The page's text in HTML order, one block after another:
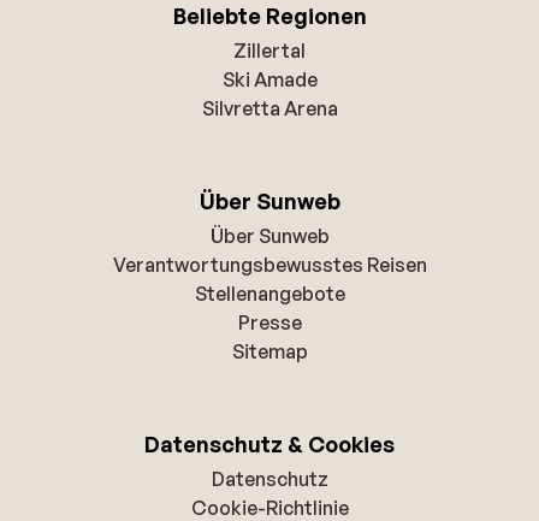
Beliebte Regionen
Zillertal
Ski Amade
Silvretta Arena
Über Sunweb
Über Sunweb
Verantwortungsbewusstes Reisen
Stellenangebote
Presse
Sitemap
Datenschutz & Cookies
Datenschutz
Cookie-Richtlinie